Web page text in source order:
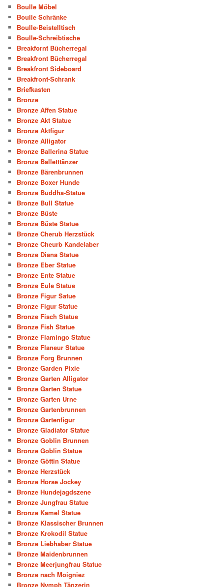
Boulle Möbel
Boulle Schränke
Boulle-Beistelltisch
Boulle-Schreibtische
Breakfornt Bücherregal
Breakfront Bücherregal
Breakfront Sideboard
Breakfront-Schrank
Briefkasten
Bronze
Bronze Affen Statue
Bronze Akt Statue
Bronze Aktfigur
Bronze Alligator
Bronze Ballerina Statue
Bronze Balletttänzer
Bronze Bärenbrunnen
Bronze Boxer Hunde
Bronze Buddha-Statue
Bronze Bull Statue
Bronze Büste
Bronze Büste Statue
Bronze Cherub Herzstück
Bronze Cheurb Kandelaber
Bronze Diana Statue
Bronze Eber Statue
Bronze Ente Statue
Bronze Eule Statue
Bronze Figur Satue
Bronze Figur Statue
Bronze Fisch Statue
Bronze Fish Statue
Bronze Flamingo Statue
Bronze Flaneur Statue
Bronze Forg Brunnen
Bronze Garden Pixie
Bronze Garten Alligator
Bronze Garten Statue
Bronze Garten Urne
Bronze Gartenbrunnen
Bronze Gartenfigur
Bronze Gladiator Statue
Bronze Goblin Brunnen
Bronze Goblin Statue
Bronze Göttin Statue
Bronze Herzstück
Bronze Horse Jockey
Bronze Hundejagdszene
Bronze Jungfrau Statue
Bronze Kamel Statue
Bronze Klassischer Brunnen
Bronze Krokodil Statue
Bronze Liebhaber Statue
Bronze Maidenbrunnen
Bronze Meerjungfrau Statue
Bronze nach Moigniez
Bronze Nymph Tänzerin